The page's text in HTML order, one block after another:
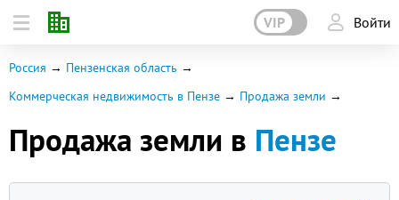
VIP Войти
Россия
Пензенская область
Коммерческая недвижимость в Пензе
Продажа земли
Продажа земли в Пензе